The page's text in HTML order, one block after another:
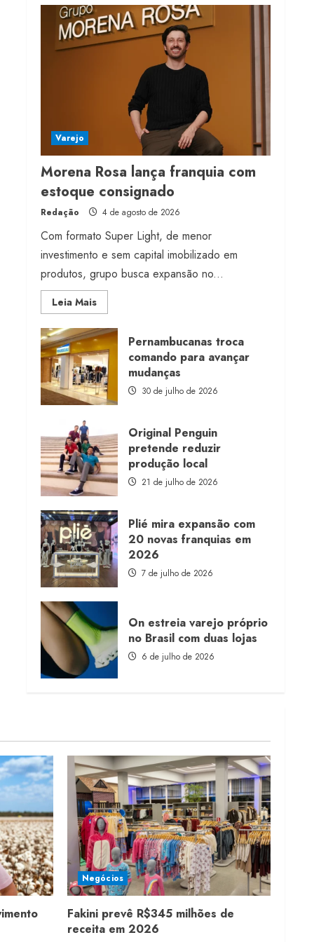
milhões de receita em
2026
4 de agosto de 2026
Projeto testa passaporte
digital na moda nacional
4 de agosto de 2026
Varejo
Morena Rosa lança franquia com
estoque consignado
Redação 4 de agosto de 2026
Com formato Super Light, de menor
investimento e sem capital imobilizado em
produtos, grupo busca expansão no...
Leia MaisRead
more
Morena
Rosa
lança
franquia
com
estoque
consignado
Pernambucanas troca
comando para avançar
mudanças
30 de julho de 2026
Original Penguin
pretende reduzir
produção local
21 de julho de 2026
Plié mira expansão com
20 novas franquias em
2026
7 de julho de 2026
On estreia varejo próprio
no Brasil com duas lojas
6 de julho de 2026
Negócios
Fakini prevê R$345 milhões de
receita em 2026